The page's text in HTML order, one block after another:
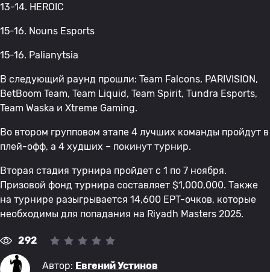
13-14. HEROIC
15-16. Nouns Esports
15-16. Palianytsia
В следующий раунд прошли: Team Falcons, PARIVISION,
BetBoom Team, Team Liquid, Team Spirit, Tundra Esports,
Team Waska и Xtreme Gaming.
Во втором групповом этапе 4 лучших команды пройдут в
плей-офф, а 4 худших – покинут турнир.
Вторая стадия турнира пройдет с 1 по 7 ноября.
Призовой фонд турнира составляет $1,000,000. Также
на турнире разыгрывается 14,600 EPT-очков, которые
необходимы для попадания на Riyadh Masters 2025.
292
Автор: Евгений Устинов